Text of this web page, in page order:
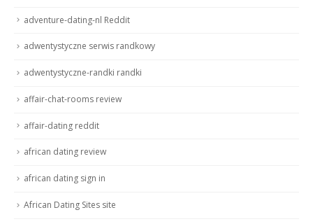
adventure-dating-nl Reddit
adwentystyczne serwis randkowy
adwentystyczne-randki randki
affair-chat-rooms review
affair-dating reddit
african dating review
african dating sign in
African Dating Sites site